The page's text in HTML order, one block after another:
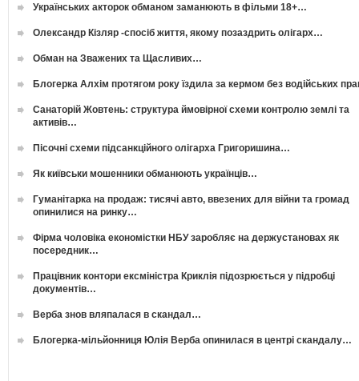
Українських акторок обманом заманюють в фільми 18+…
Олександр Кізляр -спосіб життя, якому позаздрить олігарх…
Обман на Зважених та Щасливих…
Блогерка Алхім протягом року їздила за кермом без водійських
Санаторій Жовтень: структура ймовірної схеми контролю землі та
активів…
Пісочні схеми підсанкційного олігарха Григоришина…
Як київськи мошенники обманюють українців…
Гуманітарка на продаж: тисячі авто, ввезених для війни та громад
опинилися на ринку…
Фірма чоловіка економістки НБУ заробляє на держустановах як
посередник…
Працівник контори ексміністра Криклія підозрюється у підробці
документів…
Верба знов вляпалася в скандал…
Блогерка-мільйонниця Юлія Верба опинилася в центрі скандалу…